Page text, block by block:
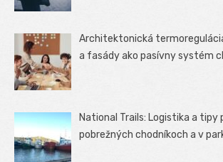
Architektonická
a fasády ako pasívny systém
National Trails: Logistika a tipy
pobrežných chodníkoch a v